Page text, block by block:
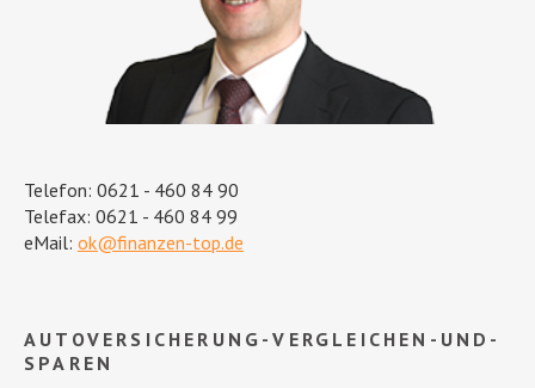
Telefon: 0621 - 460 84 90
Telefax: 0621 - 460 84 99
eMail: ok@finanzen-top.de
AUTOVERSICHERUNG-VERGLEICHEN-UND-
SPAREN